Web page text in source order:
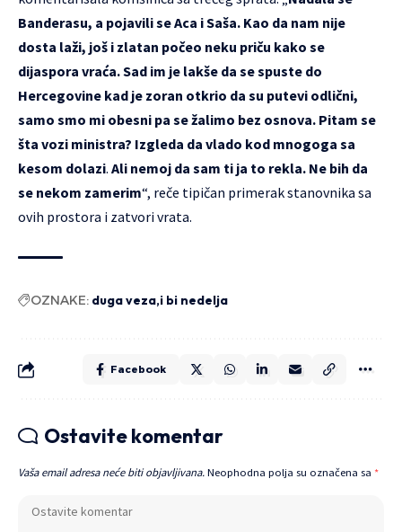
Banderasu, a pojavili se Aca i Saša. Kao da nam nije
dosta laži, još i zlatan počeo neku priču kako se
dijaspora vraća. Sad im je lakše da se spuste do
Hercegovine kad je zoran otkrio da su putevi odlični,
samo smo mi obesni pa se žalimo bez osnova. Pitam se
šta vozi ministra? Izgleda da vlado kod mnogoga sa
kesom dolazi. Ali nemoj da sam ti ja to rekla. Ne bih da
se nekom zamerim“, reče tipičan primerak stanovnika sa
ovih prostora i zatvori vrata.
OZNAKE: duga veza i bi nedelja
Facebook
Ostavite komentar
Vaša email adresa neće biti objavljivana. Neophodna polja su označena sa *